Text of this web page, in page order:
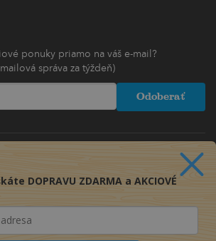
ponuky priamo na váš e-mail?
správa za týždeň)
Odoberať
DOPRAVU ZDARMA a AKCIOVÉ